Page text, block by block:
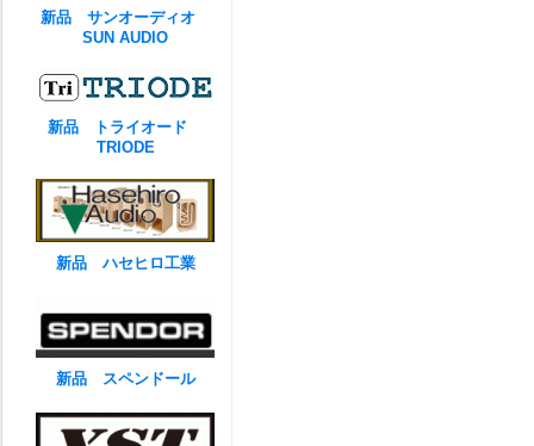
新品 サンオーディオ
SUN AUDIO
新品 トライオード
TRIODE
新品 ハセヒロ工業
新品 スペンドール